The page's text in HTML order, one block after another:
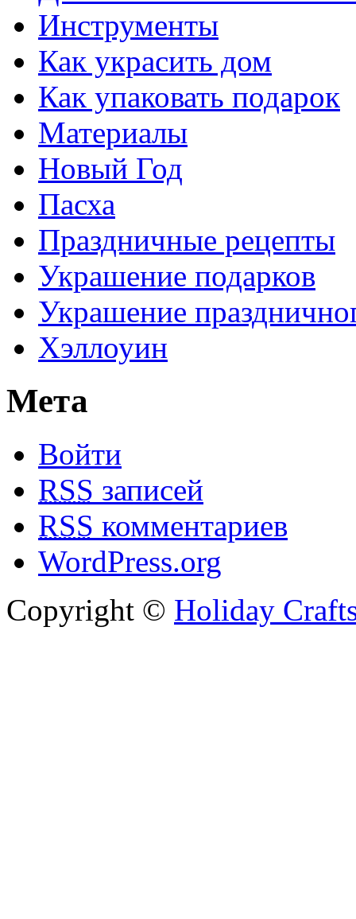
Инструменты
Как украсить дом
Как упаковать подарок
Материалы
Новый Год
Пасха
Праздничные рецепты
Украшение подарков
Украшение
Хэллоуин
Мета
Войти
RSS записей
RSS комментариев
WordPress.org
Copyright © Holiday